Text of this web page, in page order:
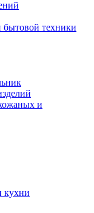
бытовой техники
и
кухни